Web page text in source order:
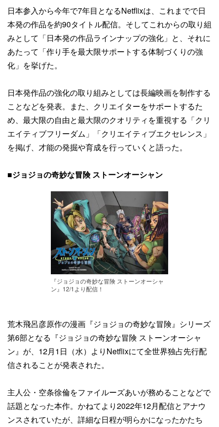
日本参入から今年で7年目となるNetflixは、これまでで日
本発の作品を約90タイトル配信。そしてこれからの取り組
みとして「日本発の作品ラインナップの強化」と、それに
あたって「作り手を最大限サポートする体制づくりの強
化」を挙げた。
日本発作品の強化の取り組みとしては長編映画を制作する
ことなどを発表。また、クリエイターをサポートするた
め、最大限の自由と最大限のクオリティを重視する「クリ
エイティブフリーダム」「クリエイティブエクセレンス」
を掲げ、才能の発掘や育成を行っていくと語った。
■ジョジョの奇妙な冒険 ストーンオーシャン
『ジョジョの奇妙な冒険 ストーンオーシャ
ン』12/1より配信！
荒木飛呂彦原作の漫画『ジョジョの奇妙な冒険』シリーズ
第6部となる『ジョジョの奇妙な冒険 ストーンオーシャ
ン』が、12月1日（水）よりNetflixにて全世界独占先行配
信されることが発表された。
主人公・空条徐倫をファイルーズあいが務めることなどで
話題となった本作。かねてより2022年12月配信とアナウ
ンスされていたが、詳細な日程が明らかになったかたち